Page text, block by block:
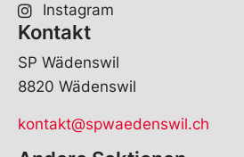
Instagram
Kontakt
SP Wädenswil
8820 Wädenswil
kontakt@spwaedenswil.ch